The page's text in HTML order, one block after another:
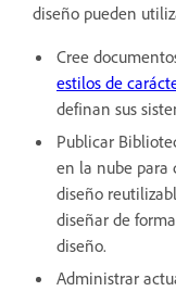
diseño pueden
Cree
estilos de
definan sus
Publicar
en la nube para
diseño
diseñar de
diseño.
Administrar